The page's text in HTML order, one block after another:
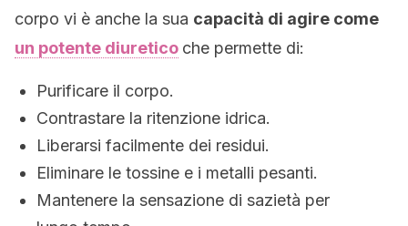
corpo vi è anche la sua capacità di agire come
un potente diuretico che permette di:
Purificare il corpo.
Contrastare la ritenzione idrica.
Liberarsi facilmente dei residui.
Eliminare le tossine e i metalli pesanti.
Mantenere la sensazione di sazietà per